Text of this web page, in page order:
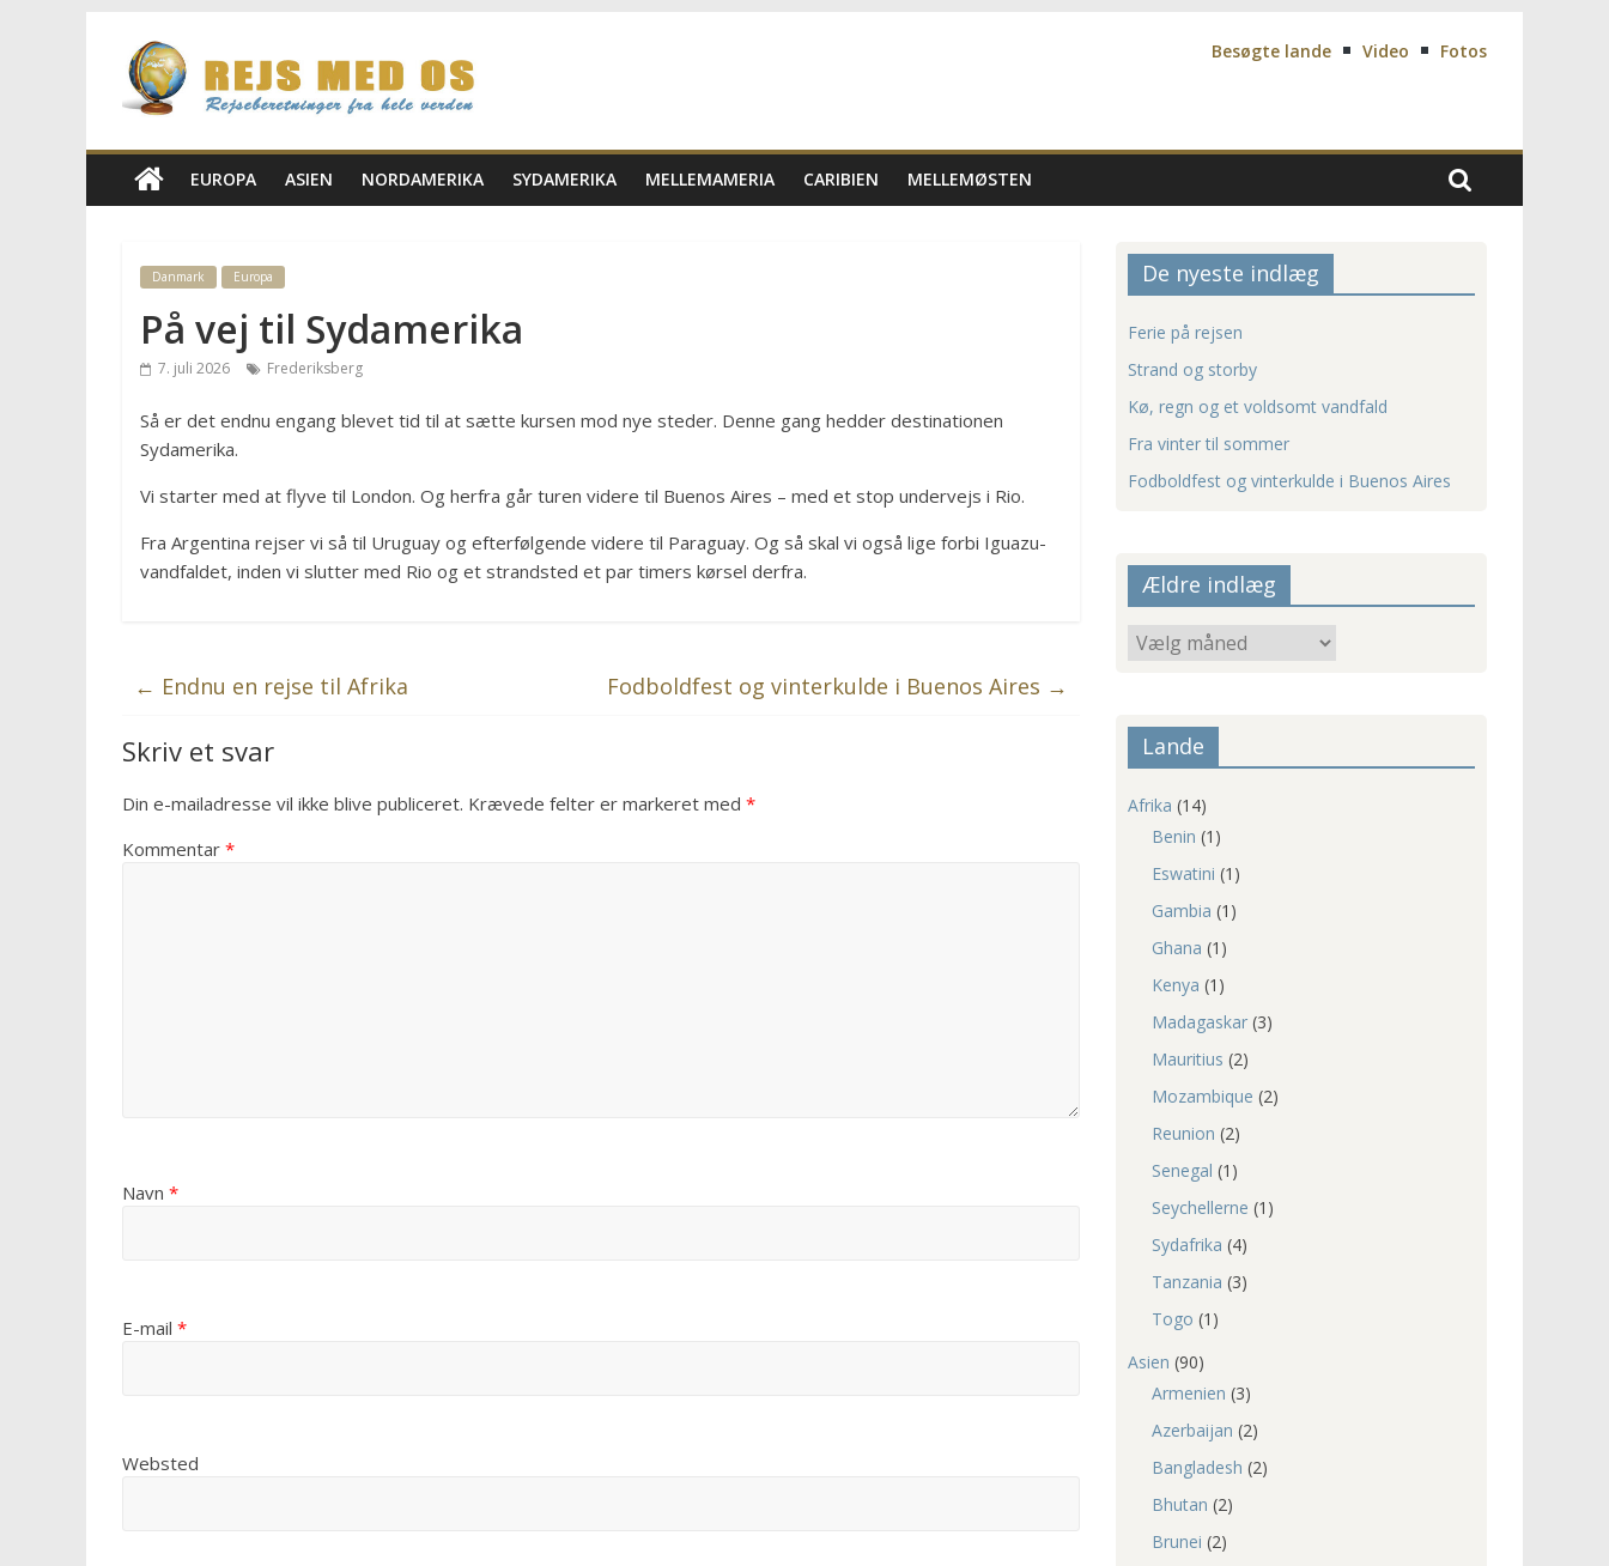
contentRejs
Med
Os
for
Frida,
Marianne
Morten
Besøgte lande Video Fotos
EUROPA ASIEN NORDAMERIKA SYDAMERIKA MELLEMAMERIA CARIBIEN MELLEMØSTEN
Danmark Europa
På vej til Sydamerika
7. juli 2026 Frederiksberg
Så er det endnu engang blevet tid til at sætte kursen mod nye steder. Denne gang hedder destinationen
Sydamerika.
Vi starter med at flyve til London. Og herfra går turen videre til Buenos Aires – med et stop undervejs i Rio.
Fra Argentina rejser vi så til Uruguay og efterfølgende videre til Paraguay. Og så skal vi også lige forbi Iguazu-
vandfaldet, inden vi slutter med Rio og et strandsted et par timers kørsel derfra.
← Endnu en rejse til Afrika Fodboldfest og vinterkulde i Buenos Aires →
Skriv et svar
Din e-mailadresse vil ikke blive publiceret. Krævede felter er markeret med *
Kommentar *
Navn *
E-mail *
Websted
De nyeste indlæg
Ferie på rejsen
Strand og storby
Kø, regn og et voldsomt vandfald
Fra vinter til sommer
Fodboldfest og vinterkulde i Buenos Aires
Ældre indlæg
Ældre
Lande
Afrika (14)
Benin (1)
Eswatini (1)
Gambia (1)
Ghana (1)
Kenya (1)
Madagaskar (3)
Mauritius (2)
Mozambique (2)
Reunion (2)
Senegal (1)
Seychellerne (1)
Sydafrika (4)
Tanzania (3)
Togo (1)
Asien (90)
Armenien (3)
Azerbaijan (2)
Bangladesh (2)
Bhutan (2)
Brunei (2)